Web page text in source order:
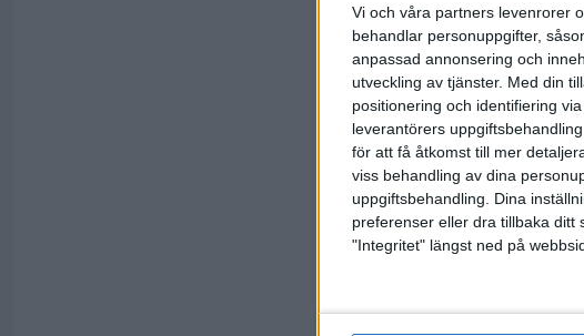
Vi och våra partners levenrorer
behandlar personuppgifter,
anpassad annonsering och
utveckling av tjänster. Med din
positionering och identifiering
leverantörers
för att få åtkomst till mer
viss behandling av dina
uppgiftsbehandling. Dina
preferenser eller dra tillbaka ditt
"Integritet" längst ned på